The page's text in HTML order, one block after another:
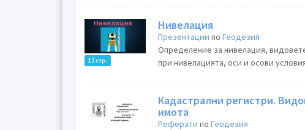
12 стр.
Нивелация
Презентации поГеодезия
Определение за нивелация,
при нивелацията, оси и осови
Кадастрални регистри.
имота
Реферати поГеодезия